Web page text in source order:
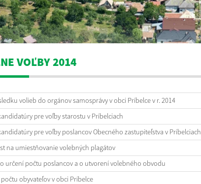
VOĽBY 2014
volieb do orgánov samosprávy v obci Príbelce v r. 2014
pre voľby starostu v Príbelciach
pre voľby poslancov Obecného zastupiteľstva v Príbelciach
na umiestňovanie volebných plagátov
určení počtu poslancov a o utvorení volebného obvodu
obyvateľov v obci Príbelce